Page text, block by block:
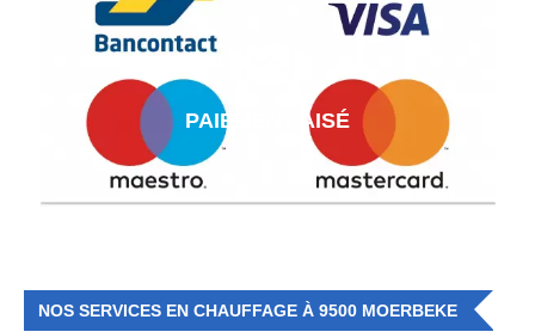
PAIEMENT AISÉ
NOS SERVICES EN CHAUFFAGE À 9500 MOERBEKE